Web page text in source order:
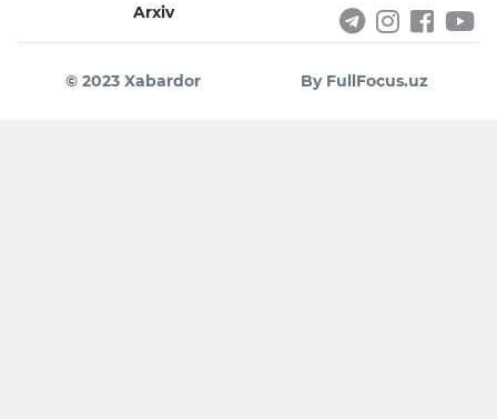
Arxiv
© 2023 Xabardor By FullFocus.uz